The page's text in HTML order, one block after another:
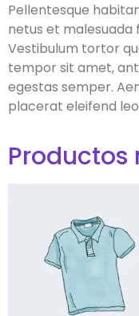
Pellentesque
netus et malesuada
Vestibulum tortor
tempor sit amet,
egestas semper.
placerat eleifend